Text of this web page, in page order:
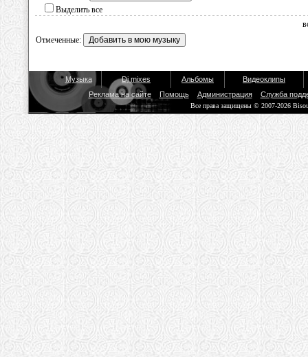
Выделить все
Отмеченные:
Музыка Dj mixes Альбомы
Видеоклипы
Реклама на сайте
Помощь Администрация Служба
Все права защищены © 2007-2026